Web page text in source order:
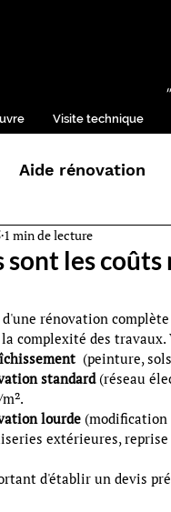
Visite technique
Aide rénovation
Chantier
sont les
1 min de lecture
d'une rénovation
complexité des
(peinture,
standard (réseau
lourde
extérieures, reprise
d'établir un devis